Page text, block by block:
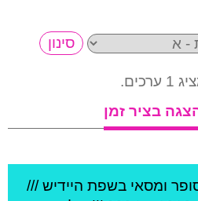
ערכים.
בציר זמן
ומסאי בשפת היידיש ///